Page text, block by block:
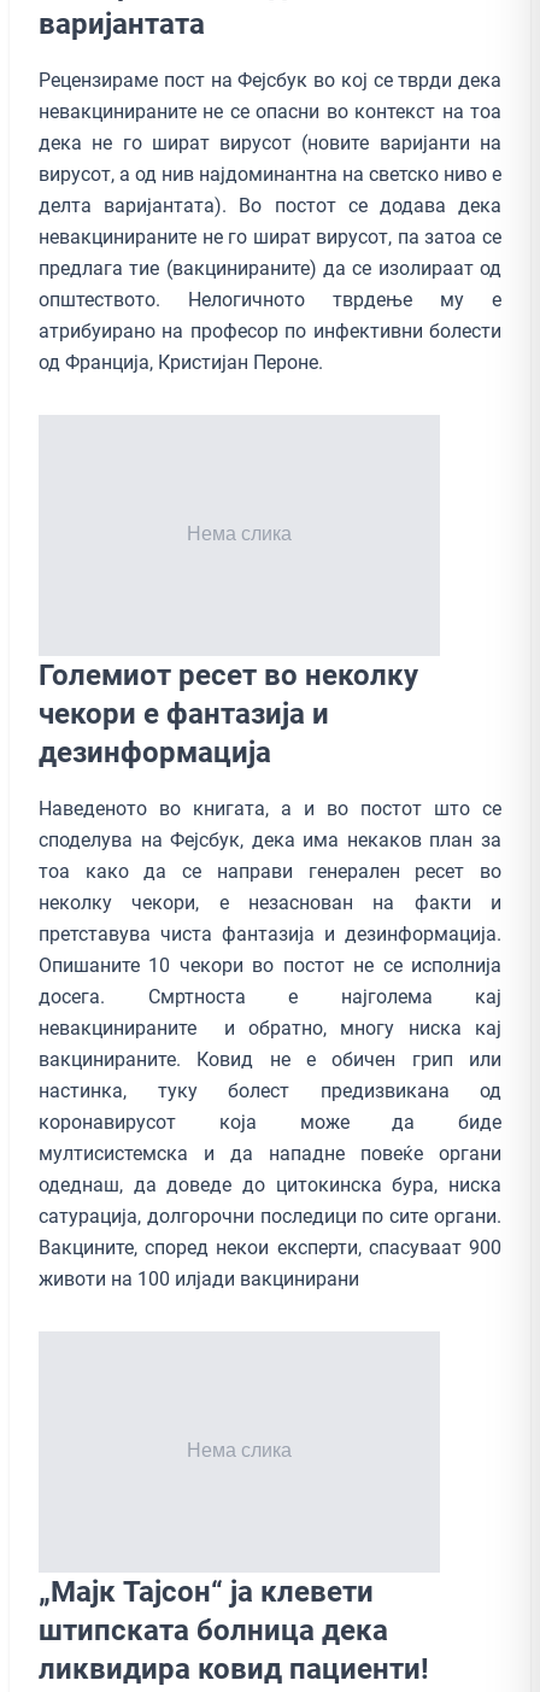
варијантата
Рецензираме пост на Фејсбук во кој се тврди дека
невакцинираните не се опасни во контекст на тоа
дека не го шират вирусот (новите варијанти на
вирусот, а од нив најдоминантна на светско ниво е
делта варијантата). Во постот се додава дека
невакцинираните не го шират вирусот, па затоа се
предлага тие (вакцинираните) да се изолираат од
општеството. Нелогичното тврдење му е
атрибуирано на професор по инфективни болести
од Франција, Кристијан Пероне.
Големиот ресет во неколку
чекори е фантазија и
дезинформација
Наведеното во книгата, а и во постот што се
споделува на Фејсбук, дека има некаков план за
тоа како да се направи генерален ресет во
неколку чекори, е незаснован на факти и
претставува чиста фантазија и дезинформација.
Опишаните 10 чекори во постот не се исполнија
досега. Смртноста е најголема кај
невакцинираните и обратно, многу ниска кај
вакцинираните. Ковид не е обичен грип или
настинка, туку болест предизвикана од
коронавирусот која може да биде
мултисистемска и да нападне повеќе органи
одеднаш, да доведе до цитокинска бура, ниска
сатурација, долгорочни последици по сите органи.
Вакцините, според некои експерти, спасуваат 900
животи на 100 илјади вакцинирани
„Мајк Тајсон“ ја клевети
штипската болница дека
ликвидира ковид пациенти!